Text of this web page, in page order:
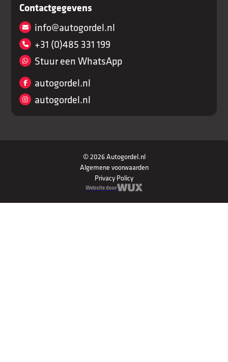
Contactgegevens
info@autogordel.nl
+31 (0)485 331 199
Stuur een WhatsApp
autogordel.nl
autogordel.nl
© 2026 Autogordel.nl
Algemene voorwaarden
Privacy Policy
Website door